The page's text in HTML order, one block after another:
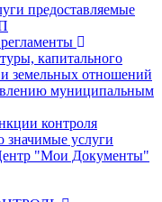
предоставляемые
капитального
и земельных отношений
муниципальным
контроля
значимые услуги
"Мои Документы"